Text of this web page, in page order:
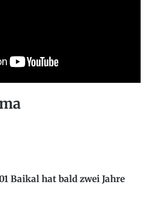
Baikal hat bald zwei Jahre